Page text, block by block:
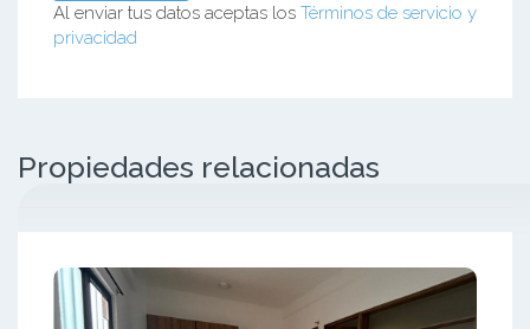
Al enviar tus datos aceptas los Términos de servicio y
privacidad
Propiedades relacionadas